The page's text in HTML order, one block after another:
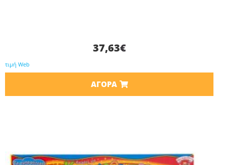
37,63€
τιμή Web
ΑΓΟΡΆ